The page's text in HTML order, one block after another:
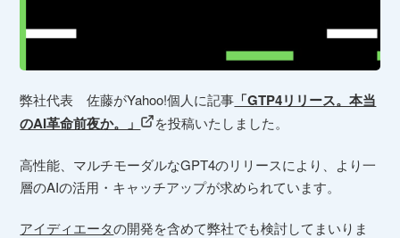
弊社代表 佐藤がYahoo!個人に記事 「GTP4リリース。本当
のAI革命前夜か。」
を投稿いたしました。
高性能、マルチモーダルなGPT4のリリースにより、より一
層のAIの活用・キャッチアップが求められています。
アイディエータの開発を含めて弊社でも検討してまいりま